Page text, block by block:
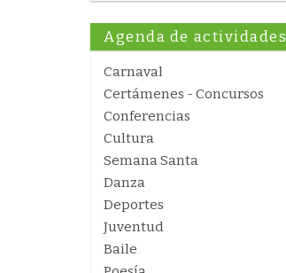
Agenda de actividades
Carnaval
Certámenes - Concursos
Conferencias
Cultura
Semana Santa
Danza
Deportes
Juventud
Baile